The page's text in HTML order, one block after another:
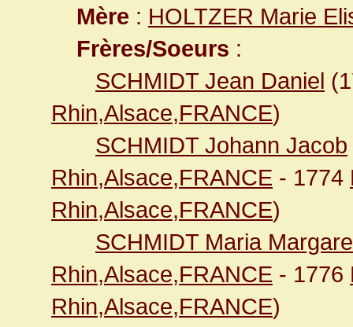
Mère : HOLTZER Marie
Frères/Soeurs :
SCHMIDT Jean Daniel
Rhin,Alsace,FRANCE)
SCHMIDT Johann Jacob
Rhin,Alsace,FRANCE - 1774
Rhin,Alsace,FRANCE)
SCHMIDT Maria
Rhin,Alsace,FRANCE - 1776
Rhin,Alsace,FRANCE)